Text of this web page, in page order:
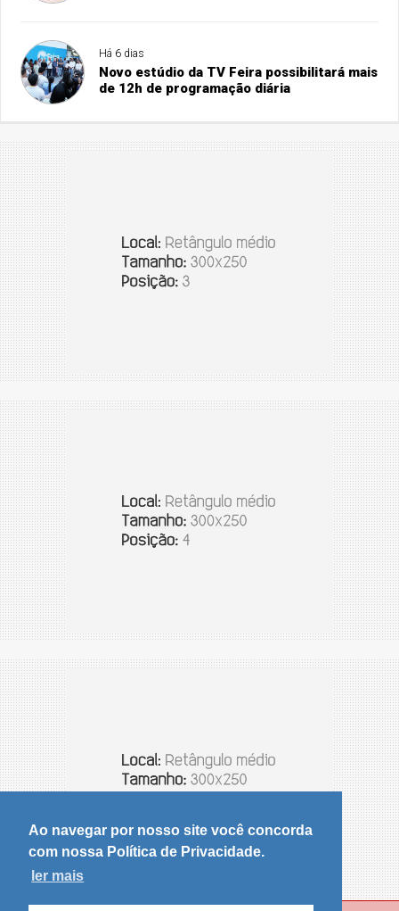
Ao navegar por nosso site você concorda
com nossa Política de Privacidade.
ler mais
Há 6 dias
Novo estúdio da TV Feira possibilitará mais
de 12h de programação diária